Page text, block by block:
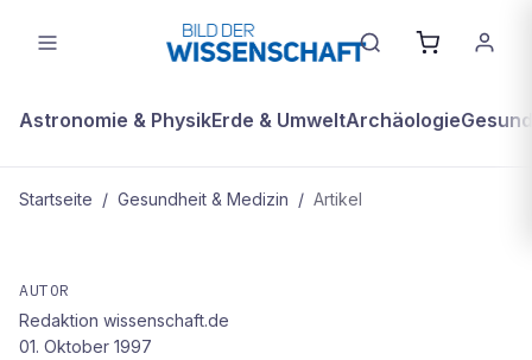
Astronomie & PhysikErde & UmweltArchäologie
Startseite / Gesundheit & Medizin / Artikel
Bild des Monats
AUTOR
Redaktion wissenschaft.de
01. Oktober 1997